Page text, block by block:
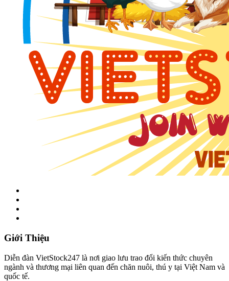
Giới Thiệu
Diễn đàn VietStock247 là nơi giao lưu trao đổi kiến thức chuyên
ngành và thương mại liên quan đến chăn nuôi, thú y tại Việt Nam và
quốc tế.